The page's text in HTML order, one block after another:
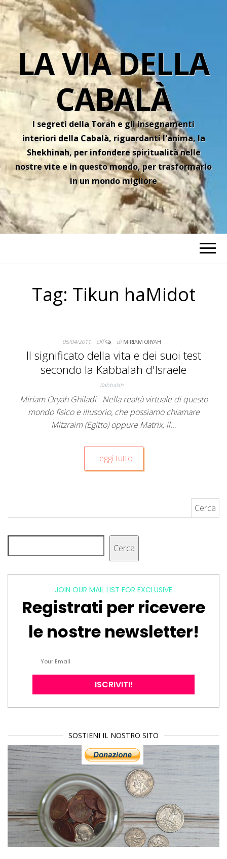
LA VIA DELLA
CABALÀ
I segreti della Torah e gli insegnamenti
interiori della Cabalà, riguardanti l'anima, la
Shekhinah, per infondere spiritualità nelle
nostre vite e in questo mondo, per trasformarlo
in un mondo migliore
Tag: Tikun haMidot
05/04/2011 Off di MIRIAM ORYAH
Il significato della vita e dei suoi test
secondo la Kabbalah d'Israele
Kabbalah
Miriam Oryah Ghiladi Nella realtà virtuale di questo
mondo fisico e illusorio, che possiamo chiamare
Mitzraim (Egitto) oppure Matrix, il…
Leggi tutto
Cerca
JOIN OUR MAIL LIST FOR EXCLUSIVE
Registrati per ricevere
le nostre newsletter!
SOSTIENI IL NOSTRO SITO